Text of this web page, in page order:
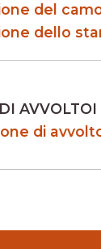
del
dello
AVVOLTOI
di